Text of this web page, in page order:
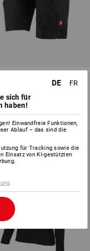
Farben
71.90
ab 20 Stück
DE
FR
sich für
haben!
Einwandfreie Funktionen,
Ablauf – das sind die
für Tracking sowie die
Einsatz von KI-gestützten